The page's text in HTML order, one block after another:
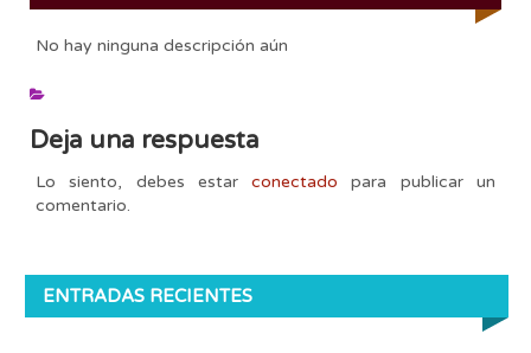
No hay ninguna descripción aún
Deja una respuesta
Lo siento, debes estarconectado para publicar un
comentario.
ENTRADAS RECIENTES